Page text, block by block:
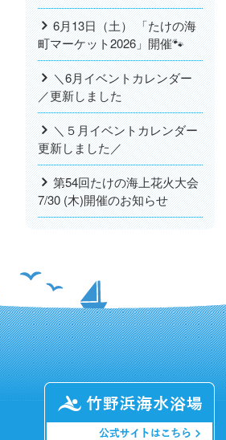
6月13日（土） 「たけの海
町マーケット2026」開催🐾
＼6月イベントカレンダー
／更新しました
＼５月イベントカレンダー
更新しました／
第54回たけの海上花火大会
7/30 (木)開催のお知らせ